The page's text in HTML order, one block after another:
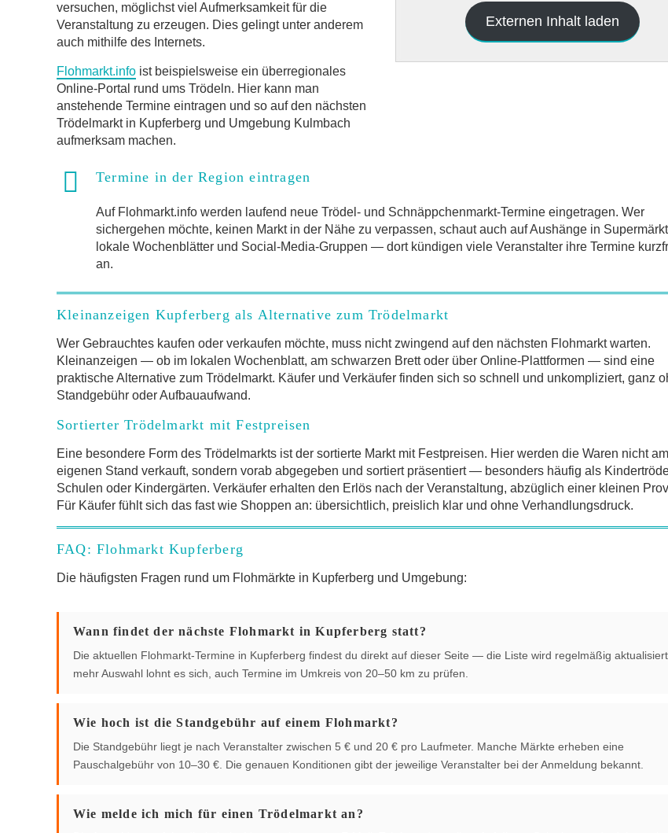
versuchen, möglichst viel Aufmerksamkeit für die
Veranstaltung zu erzeugen. Dies gelingt unter anderem
auch mithilfe des Internets.
Flohmarkt.info ist beispielsweise ein überregionales
Online-Portal rund ums Trödeln. Hier kann man
anstehende Termine eintragen und so auf den nächsten
Trödelmarkt in Kupferberg und Umgebung Kulmbach
aufmerksam machen.
Externen Inhalt laden
Termine in der Region eintragen
Auf Flohmarkt.info werden laufend neue Trödel- und Schnäppchenmarkt-Termine eingetragen. Wer
sichergehen möchte, keinen Markt in der Nähe zu verpassen, schaut auch auf Aushänge in
lokale Wochenblätter und Social-Media-Gruppen — dort kündigen viele Veranstalter ihre Termine
an.
Kleinanzeigen Kupferberg als Alternative zum Trödelmarkt
Wer Gebrauchtes kaufen oder verkaufen möchte, muss nicht zwingend auf den nächsten Flohmarkt warten.
Kleinanzeigen — ob im lokalen Wochenblatt, am schwarzen Brett oder über Online-Plattformen — sind eine
praktische Alternative zum Trödelmarkt. Käufer und Verkäufer finden sich so schnell und unkompliziert, ganz
Standgebühr oder Aufbauaufwand.
Sortierter Trödelmarkt mit Festpreisen
Eine besondere Form des Trödelmarkts ist der sortierte Markt mit Festpreisen. Hier werden die Waren nicht am
eigenen Stand verkauft, sondern vorab abgegeben und sortiert präsentiert — besonders häufig als
Schulen oder Kindergärten. Verkäufer erhalten den Erlös nach der Veranstaltung, abzüglich einer kleinen
Für Käufer fühlt sich das fast wie Shoppen an: übersichtlich, preislich klar und ohne Verhandlungsdruck.
FAQ: Flohmarkt Kupferberg
Die häufigsten Fragen rund um Flohmärkte in Kupferberg und Umgebung:
Wann findet der nächste Flohmarkt in Kupferberg statt?
Die aktuellen Flohmarkt-Termine in Kupferberg findest du direkt auf dieser Seite — die Liste wird regelmäßig
mehr Auswahl lohnt es sich, auch Termine im Umkreis von 20–50 km zu prüfen.
Wie hoch ist die Standgebühr auf einem Flohmarkt?
Die Standgebühr liegt je nach Veranstalter zwischen 5 € und 20 € pro Laufmeter. Manche Märkte erheben eine
Pauschalgebühr von 10–30 €. Die genauen Konditionen gibt der jeweilige Veranstalter bei der Anmeldung bekannt.
Wie melde ich mich für einen Trödelmarkt an?